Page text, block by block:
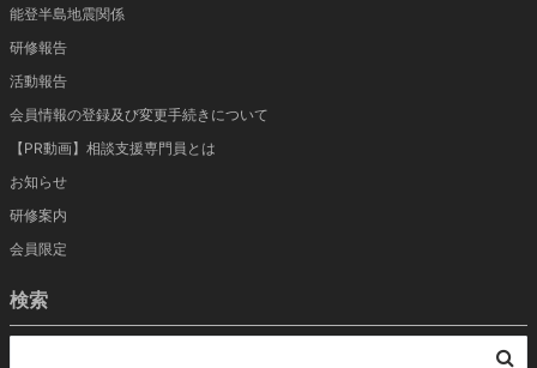
能登半島地震関係
研修報告
活動報告
会員情報の登録及び変更手続きについて
【PR動画】相談支援専門員とは
お知らせ
研修案内
会員限定
検索